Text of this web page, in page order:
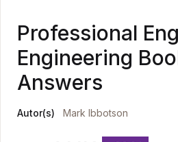
Professional
Engineering
Answers
Autor(s) Mark Ibbotson